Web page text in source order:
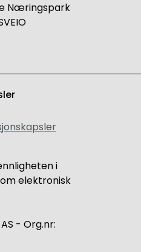
Næringspark
i
elektronisk
- Org.nr: